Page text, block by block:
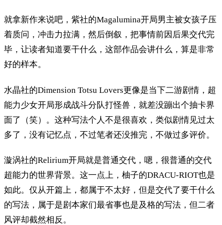
就拿新作来说吧，紫社的Magalumina开局男主被女孩子压
着质问，冲击力拉满，然后倒叙，把事情前因后果交代完
毕，让读者知道要干什么，这部作品会讲什么，算是非常
好的样本。
水晶社的Dimension Totsu Lovers更像是当下二游剧情，超
能力少女开局形成战斗分队打怪兽，就差没蹦出个抽卡界
面了（笑）。这种写法个人不是很喜欢，类似剧情见过太
多了，没有记忆点，不过笔者还没推完，不做过多评价。
漩涡社的Relirium开局就是普通交代，嗯，很普通的交代
超能力的世界背景。这一点上，柚子的DRACU-RIOT也是
如此。仅从开篇上，都属于不太好，但是交代了要干什么
的写法，属于是剧本家们最省事也是及格的写法，但二者
风评却截然相反。